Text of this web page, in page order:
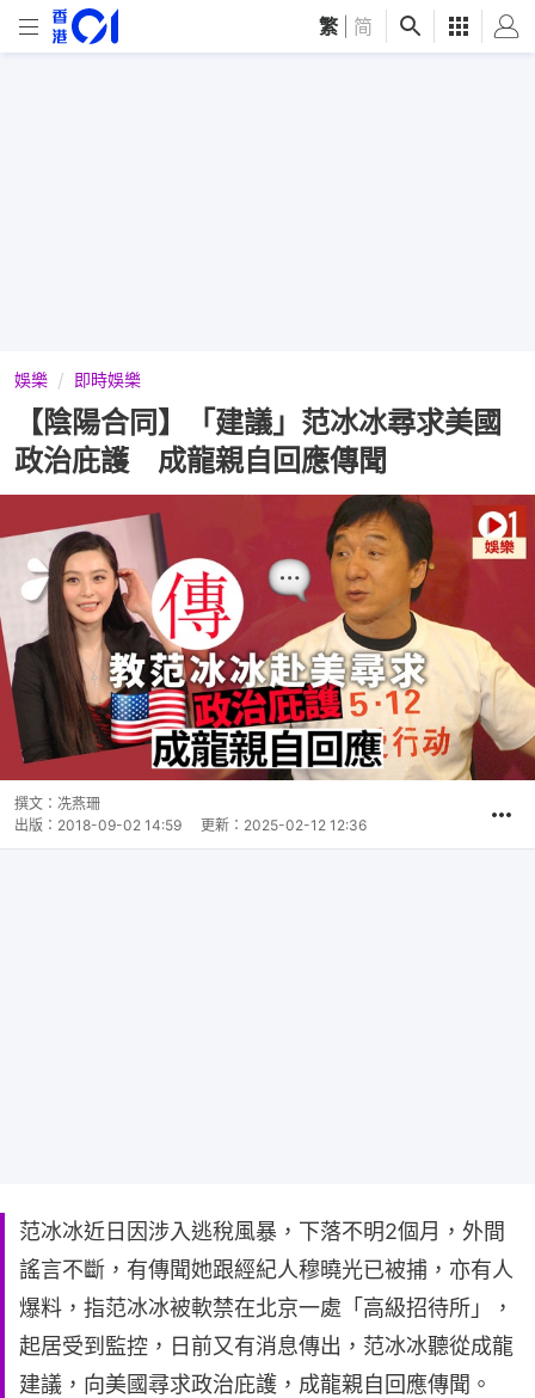
繁 简
娛樂 即時娛樂
【陰陽合同】「建議」范冰冰尋求美國
政治庇護 成龍親自回應傳聞
撰文： 冼燕珊
出版： 2018-09-02 14:59 更新： 2025-02-12 12:36
范冰冰近日因涉入逃稅風暴，下落不明2個月，外間
謠言不斷，有傳聞她跟經紀人穆曉光已被捕，亦有人
爆料，指范冰冰被軟禁在北京一處「高級招待所」，
起居受到監控，日前又有消息傳出，范冰冰聽從成龍
建議，向美國尋求政治庇護，成龍親自回應傳聞。